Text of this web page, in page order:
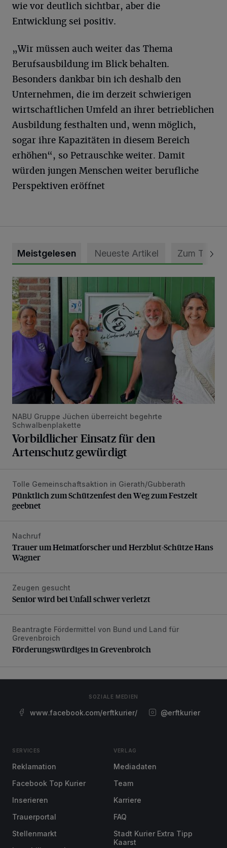
wie vor deutlich sichtbar, aber die
Entwicklung sei positiv.
„Wir müssen auch weiter das Thema
Berufsausbildung im Blick behalten.
Besonders dankbar bin ich deshalb den
Unternehmen, die im derzeit schwierigen
wirtschaftlichen Umfeld an ihrer betrieblichen
Ausbildung festhalten und, wenn möglich,
sogar ihre Kapazitäten in diesem Bereich
erhöhen“, so Petrauschke weiter. Damit
würden jungen Menschen weiter berufliche
Perspektiven eröffnet
Meistgelesen Neueste Artikel Zum Thema
Vorbildlicher Einsatz für den Artenschutz gewürdigt
NABU Gruppe Jüchen überreicht begehrte
Schwalbenplakette
Vorbildlicher Einsatz für den
Artenschutz gewürdigt
Pünktlich zum Schützenfest den Weg zum Festzelt
Tolle Gemeinschaftsaktion in Gierath/Gubberath
Pünktlich zum Schützenfest den Weg zum Festzelt
geebnet
Trauer um Heimatforscher und Herzblut-Schütze Hans
Nachruf
Trauer um Heimatforscher und Herzblut-Schütze Hans
Wagner
Senior wird bei Unfall schwer verletzt
Zeugen gesucht
Senior wird bei Unfall schwer verletzt
Förderungswürdiges in Grevenbroich
Beantragte Fördermittel von Bund und Land für
Grevenbroich
Förderungswürdiges in Grevenbroich
SOZIALE MEDIEN
www.facebook.com/erftkurier/ @erftkurier
SERVICES
Reklamation
Facebook Top Kurier
Inserieren
Trauerportal
Stellenmarkt
VERLAG
Mediadaten
Team
Karriere
FAQ
Stadt Kurier Extra Tipp
Kaarst